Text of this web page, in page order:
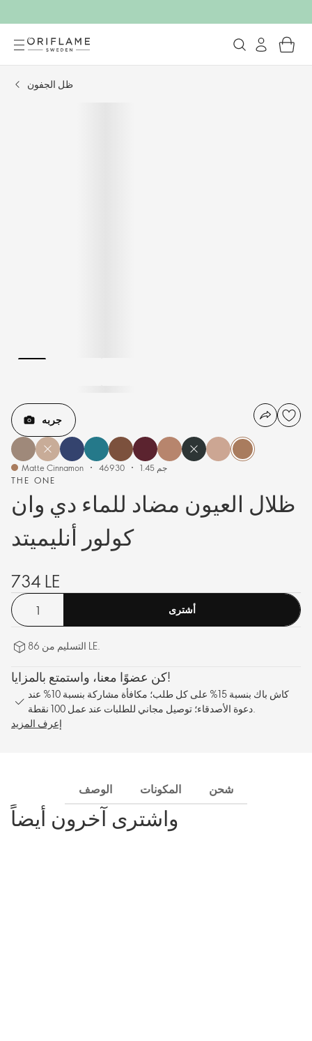
ظل الجفون
THE ONE
ظلال العيون مضاد للماء دي وان
كولور أنليميتد
جربه
Matte Cinnamon 46930 1.45 جم
734 LE
أشترى
التسليم من 86 LE.
كن عضوًا معنا، واستمتع بالمزايا!
كاش باك بنسبة 15% على كل طلب؛ مكافأة مشاركة بنسبة 10% عند
دعوة الأصدقاء؛ توصيل مجاني للطلبات عند عمل 100 نقطة.
إعرف المزيد
الوصف المكونات شحن
واشترى آخرون أيضاً